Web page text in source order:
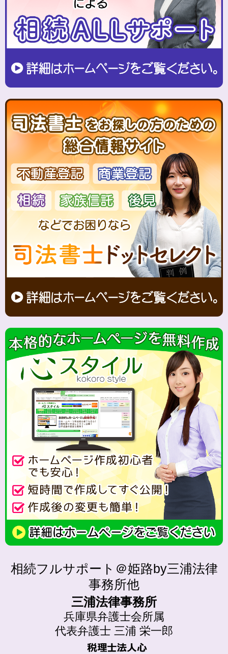
相続フルサポート＠姫路by三浦法律
事務所他
三浦法律事務所
兵庫県弁護士会所属
代表弁護士 三浦 栄一郎